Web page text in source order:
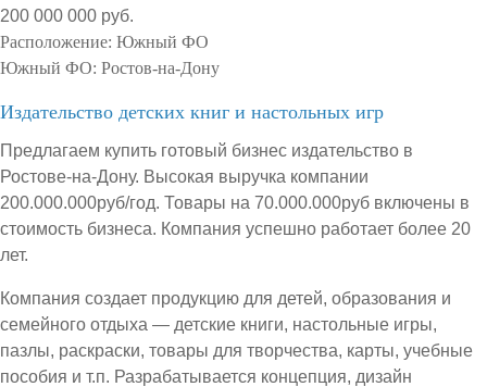
200 000 000 руб.
Расположение: Южный ФО
Южный ФО: Ростов-на-Дону
Издательство детских книг и настольных игр
Предлагаем купить готовый бизнес издательство в
Ростове-на-Дону. Высокая выручка компании
200.000.000руб/год. Товары на 70.000.000руб включены в
стоимость бизнеса. Компания успешно работает более 20
лет.
Компания создает продукцию для детей, образования и
семейного отдыха — детские книги, настольные игры,
пазлы, раскраски, товары для творчества, карты, учебные
пособия и т.п. Разрабатывается концепция, дизайн